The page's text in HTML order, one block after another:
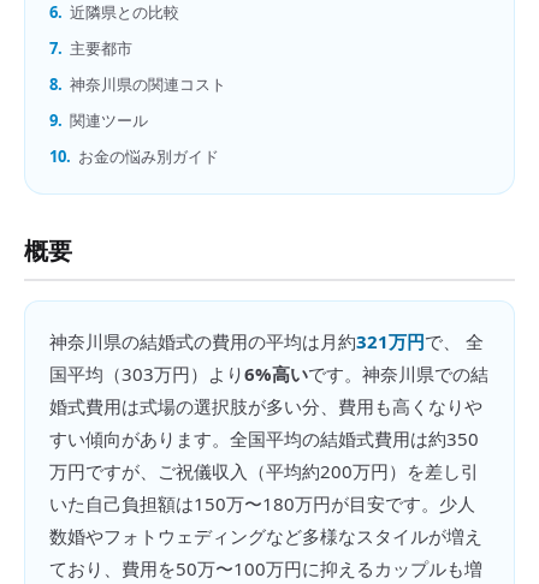
6. 近隣県との比較
7. 主要都市
8. 神奈川県の関連コスト
9. 関連ツール
10. お金の悩み別ガイド
概要
神奈川県の結婚式の費用の平均は月約321万円で、 全
国平均（303万円）より6%高いです。 神奈川県での結
婚式費用は式場の選択肢が多い分、費用も高くなりや
すい傾向があります。全国平均の結婚式費用は約350
万円ですが、ご祝儀収入（平均約200万円）を差し引
いた自己負担額は150万〜180万円が目安です。少人
数婚やフォトウェディングなど多様なスタイルが増え
ており、費用を50万〜100万円に抑えるカップルも増